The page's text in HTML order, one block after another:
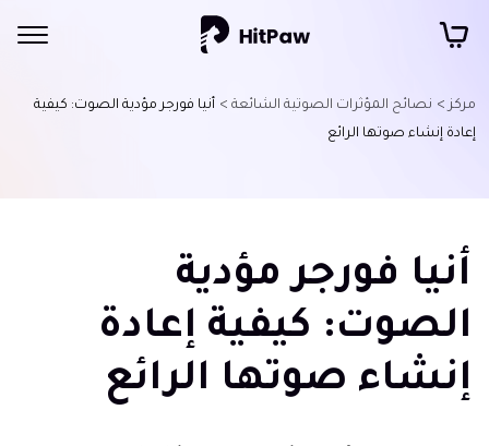
مركز > نصائح المؤثرات الصوتية الشائعة > أنيا فورجر مؤدية الصوت: كيفية
إعادة إنشاء صوتها الرائع
أنيا فورجر مؤدية
الصوت: كيفية إعادة
إنشاء صوتها الرائع